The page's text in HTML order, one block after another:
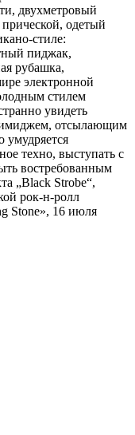
двухметровый
одетый
стиле:
пиджак,
рубашка,
электронной
стилем
увидеть
имиджем, отсылающим
техно, выступать с
востребованным
„Black Strobe“,
рок-н-ролл
Stone», 16 июля